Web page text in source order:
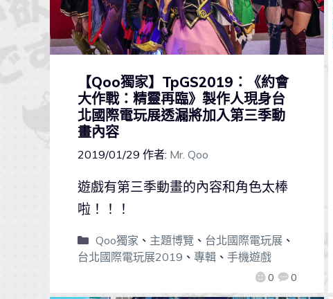
【Qoo獨家】TpGS2019：《約會
大作戰：精靈再臨》製作人現身台
北國際電玩展透漏將加入第三季動
畫內容
2019/01/29 作者: Mr. Qoo
0 0
遊戲有第三季動畫的內容和角色太棒
啦！！！
Qoo獨家 、 主題博覽、 台北國際電玩展、
台北國際電玩展2019 、 專輯 、 手機遊戲